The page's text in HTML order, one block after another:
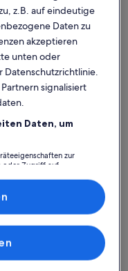
App?
immer
WLAN!
z.B. auf eindeutige
Daten zu
akzeptieren
unten oder
Datenschutzrichtlinie.
signalisiert
Daten, um
zur
oder Zugriff auf
Performance von Inhalten,
Verbesserung von